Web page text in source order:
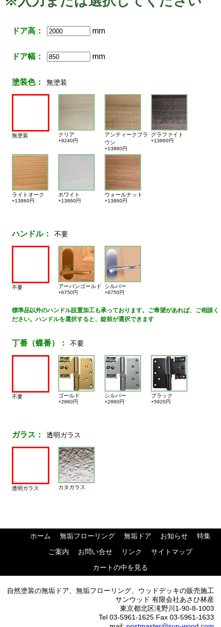
ドア高： mm
ドア幅： mm
塗装色： 無塗装
無塗装 クリア
+9240円
アンティークブラ
ウン
+13860円
グラファイト
+13860円
ライトオーク
+13860円
ホワイト
+13860円
ウォールナット
+13860円
ハンドル： 不要
不要 アーバンゴールド
+6750円
シルバー
+6750円
標準品以外のハンドル設置加工も承っております。ご希望があれば、ご相談く
ださい。ハンドルを選択すると、錠前が選択できます
丁番（蝶番）： 不要
不要 ゴールド
+2860円
シルバー
+2860円
ブラック
+5920円
ガラス： 透明ガラス
透明ガラス カタガラス
ホーム 無垢フローリング 無垢ドア お知らせ
特集
ご案内
お問い合せ リンク
サイトマップ
カートの中を見る
自然塗装の無垢ドア、無垢フローリング、ウッドデッキの販売施工
サンウッド 有限会社あさひ林産
東京都北区滝野川1-90-8-1003
Tel 03-5961-1625 Fax 03-5961-1633